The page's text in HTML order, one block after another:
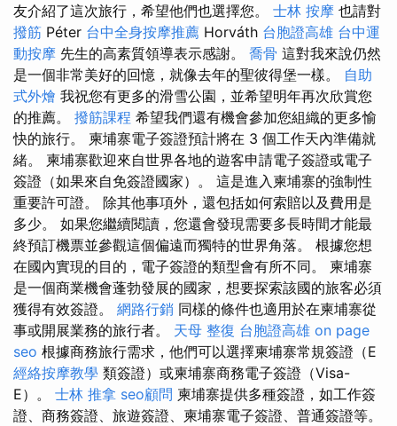
友介紹了這次旅行，希望他們也選擇您。 士林 按摩 也請對
撥筋 Péter 台中全身按摩推薦 Horváth 台胞證高雄 台中運
動按摩 先生的高素質領導表示感謝。 喬骨 這對我來說仍然
是一個非常美好的回憶，就像去年的聖彼得堡一樣。 自助
式外燴 我祝您有更多的滑雪公園，並希望明年再次欣賞您
的推薦。 撥筋課程 希望我們還有機會參加您組織的更多愉
快的旅行。 柬埔寨電子簽證預計將在 3 個工作天內準備就
緒。 柬埔寨歡迎來自世界各地的遊客申請電子簽證或電子
簽證（如果來自免簽證國家）。 這是進入柬埔寨的強制性
重要許可證。 除其他事項外，還包括如何索賠以及費用是
多少。 如果您繼續閱讀，您還會發現需要多長時間才能最
終預訂機票並參觀這個偏遠而獨特的世界角落。 根據您想
在國內實現的目的，電子簽證的類型會有所不同。 柬埔寨
是一個商業機會蓬勃發展的國家，想要探索該國的旅客必須
獲得有效簽證。 網路行銷 同樣的條件也適用於在柬埔寨從
事或開展業務的旅行者。 天母 整復 台胞證高雄 on page
seo 根據商務旅行需求，他們可以選擇柬埔寨常規簽證（E
經絡按摩教學 類簽證）或柬埔寨商務電子簽證（Visa-
E）。 士林 推拿 seo顧問 柬埔寨提供多種簽證，如工作簽
證、商務簽證、旅遊簽證、柬埔寨電子簽證、普通簽證等。